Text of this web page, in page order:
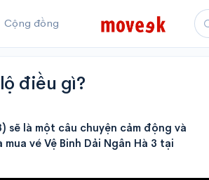
Cộng đồng
điều gì?
sẽ là một câu chuyện cảm động và
vé Vệ Binh Dải Ngân Hà 3 tại